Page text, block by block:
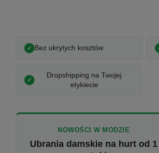
Bez ukrytych kosztów
Dropshipping na Twojej
etykiecie
NOWOŚCI W MODZIE
Ubrania damskie na hurt od 1